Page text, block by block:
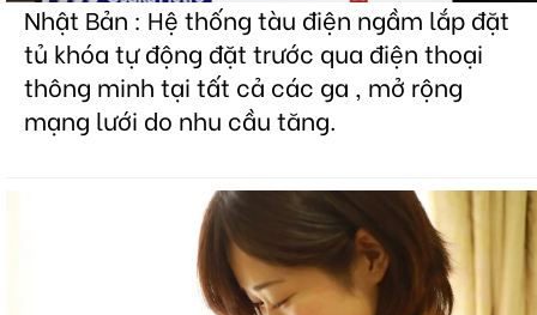
Nhật Bản : Hệ thống tàu điện ngầm lắp đặt
tủ khóa tự động đặt trước qua điện thoại
thông minh tại tất cả các ga , mở rộng
mạng lưới do nhu cầu tăng.